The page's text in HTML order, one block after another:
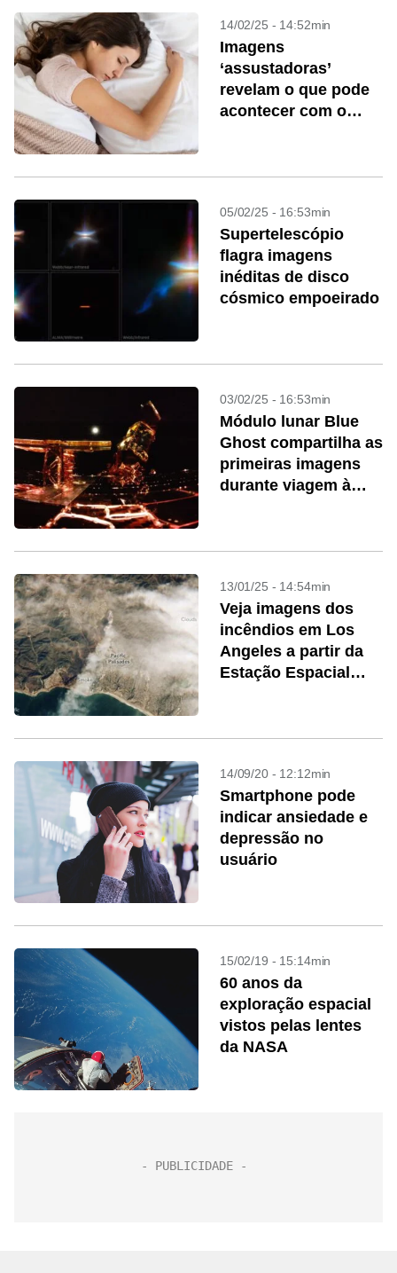
14/02/25 - 14:52min
Imagens
‘assustadoras’
revelam o que pode
acontecer com o
noite
05/02/25 - 16:53min
Supertelescópio
flagra imagens
inéditas de disco
cósmico empoeirado
03/02/25 - 16:53min
Módulo lunar Blue
Ghost compartilha as
primeiras imagens
durante viagem à
13/01/25 - 14:54min
Veja imagens dos
incêndios em Los
Angeles a partir da
Estação Espacial
14/09/20 - 12:12min
Smartphone pode
indicar ansiedade e
depressão no
usuário
15/02/19 - 15:14min
60 anos da
exploração espacial
vistos pelas lentes
da NASA